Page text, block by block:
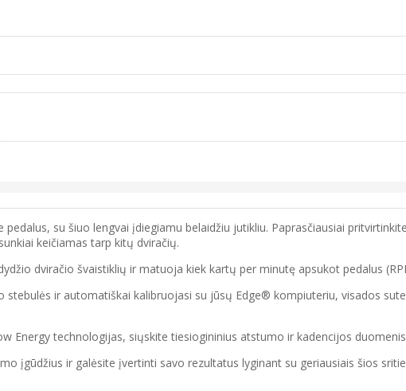
su šiuo lengvai įdiegiamu belaidžiu jutikliu. Paprasčiausiai
keičiamas tarp kitų dviračių.
dviračio švaistiklių ir matuoja kiek kartų per minutę apsukot pedalus
stebulės ir automatiškai kalibruojasi su jūsų Edge® kompiuteriu, visados
Energy technologijas, siųskite tiesiogininius atstumo ir kadencijos
įgūdžius ir galėsite įvertinti savo rezultatus lyginant su geriausiais šios